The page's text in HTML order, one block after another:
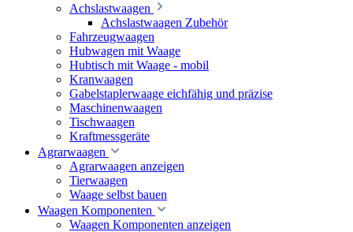
Achslastwaagen
Achslastwaagen Zubehör
Fahrzeugwaagen
Hubwagen mit Waage
Hubtisch mit Waage - mobil
Kranwaagen
Gabelstaplerwaage eichfähig und präzise
Maschinenwaagen
Tischwaagen
Kraftmessgeräte
Agrarwaagen
Agrarwaagen anzeigen
Tierwaagen
Waage selbst bauen
Waagen Komponenten
Waagen Komponenten anzeigen